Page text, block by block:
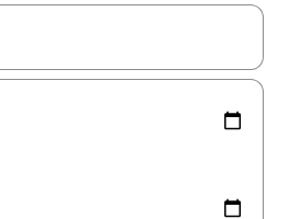
sind, navigiere mit den